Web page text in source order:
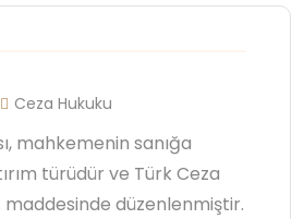
Ceza Hukuku
mahkemenin sanığa
türüdür ve Türk Ceza
maddesinde düzenlenmiştir.